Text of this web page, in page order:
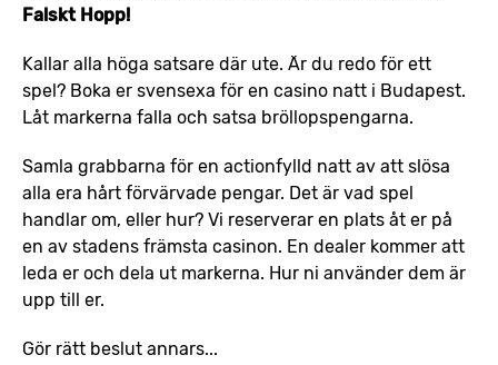
Falskt Hopp!
Kallar alla höga satsare där ute. Är du redo för ett
spel? Boka er svensexa för en casino natt i Budapest.
Låt markerna falla och satsa bröllopspengarna.
Samla grabbarna för en actionfylld natt av att slösa
alla era hårt förvärvade pengar. Det är vad spel
handlar om, eller hur? Vi reserverar en plats åt er på
en av stadens främsta casinon. En dealer kommer att
leda er och dela ut markerna. Hur ni använder dem är
upp till er.
Gör rätt beslut annars...